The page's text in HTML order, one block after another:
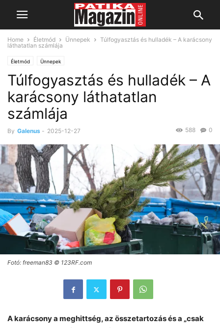
Home Életmód Ünnepek
Túlfogyasztás és hulladék – A karácsony
láthatatlan számlája
Életmód Ünnepek
Túlfogyasztás és hulladék – A
karácsony láthatatlan
számlája
By Galenus - 2025-12-27 0
588
Fotó: freeman83 © 123RF.com
A karácsony a meghittség, az összetartozás és a „csak